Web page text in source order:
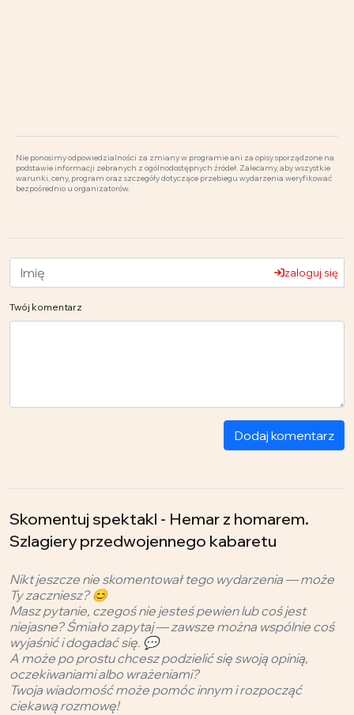
Nie ponosimy odpowiedzialności za zmiany w programie ani za opisy sporządzone na
podstawie informacji zebranych z ogólnodostępnych źródeł. Zalecamy, aby wszystkie
warunki, ceny, program oraz szczegóły dotyczące przebiegu wydarzenia weryfikować
bezpośrednio u organizatorów.
zaloguj się
Twój komentarz
Dodaj komentarz
Skomentuj spektakl - Hemar z homarem.
Szlagiery przedwojennego kabaretu
Nikt jeszcze nie skomentował tego wydarzenia — może
Ty zaczniesz? 😊
Masz pytanie, czegoś nie jesteś pewien lub coś jest
niejasne? Śmiało zapytaj — zawsze można wspólnie coś
wyjaśnić i dogadać się. 💬
A może po prostu chcesz podzielić się swoją opinią,
oczekiwaniami albo wrażeniami?
Twoja wiadomość może pomóc innym i rozpocząć
ciekawą rozmowę!